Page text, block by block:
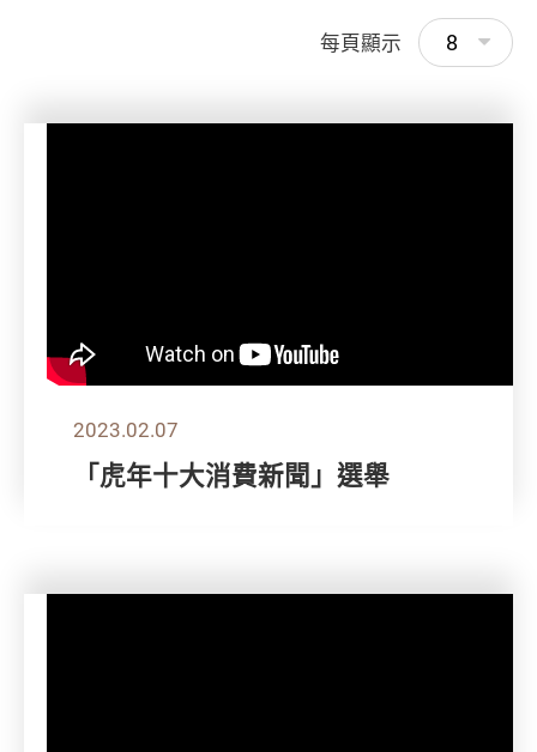
每頁顯示 8
2023.02.07
「虎年十大消費新聞」選舉